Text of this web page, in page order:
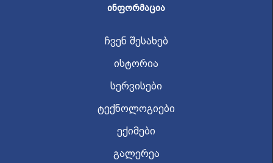
ᲘᲜᲤᲝᲠᲛᲐᲪᲘᲐ
ჩვენ შესახებ
ისტორია
სერვისები
ტექნოლოგიები
ექიმები
გალერეა